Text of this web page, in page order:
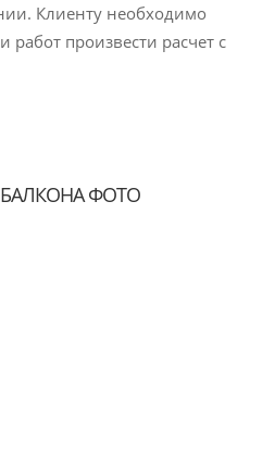
Клиенту необходимо
работ произвести расчет с
ФОТО